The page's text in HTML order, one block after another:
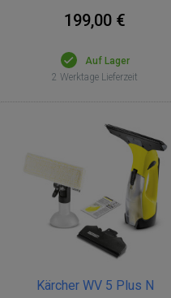
199,00 €
Auf Lager
2 Werktage Lieferzeit
Kärcher WV 5 Plus N